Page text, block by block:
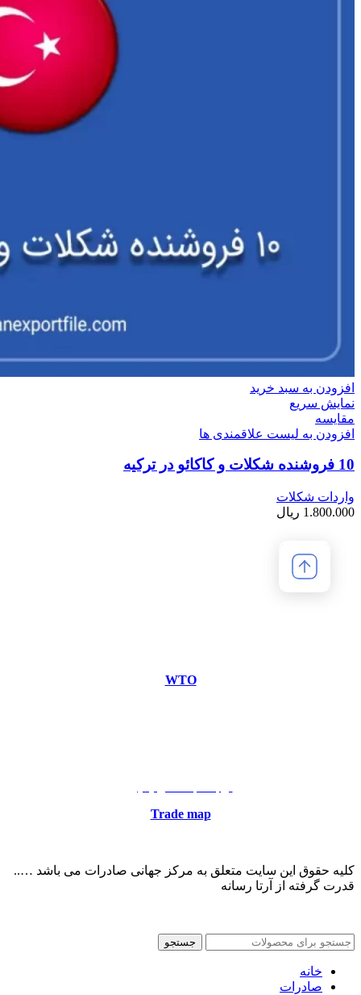
افزودن به سبد خرید
نمایش سریع
مقایسه
افزودن به لیست علاقمندی ها
10 فروشنده شکلات و کاکائو در ترکیه
واردات شکلات
1.800.000 ریال
WTO
Trade map
کلیه حقوق این سایت متعلق به مرکز جهانی صادرات می باشد …..
قدرت گرفته از آرتا رسانه
جستجو
خانه
صادرات